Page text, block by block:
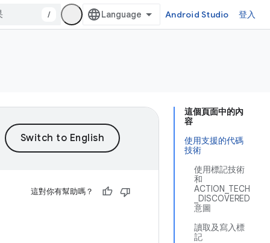
/ Android Studio 登入
這個頁面中的內
容
使用支援的代碼
技術
使用標記技術
和
ACTION_TECH
_DISCOVERED
意圖
讀取及寫入標
記
這對你有幫助嗎？